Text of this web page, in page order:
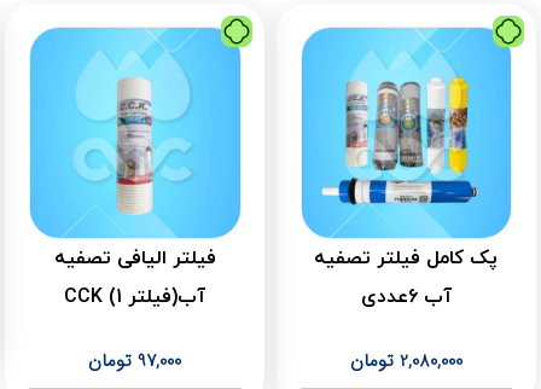
پک کامل فیلتر تصفیه
آب 6عددی
2,080,000 تومان
فیلتر الیافی تصفیه
آب(فیلتر 1) CCK
97,000 تومان